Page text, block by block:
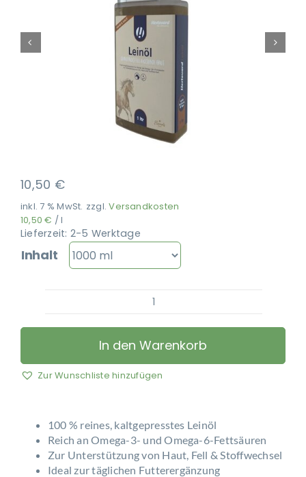
10,50 €
inkl. 7 % MwSt. zzgl.Versandkosten
10,50€ /l
Lieferzeit: 2-5 Werktage
Inhalt
Hestevard
–
Leinöl
In den Warenkorb
Zur Wunschliste hinzufügen
100 % reines, kaltgepresstes Leinöl
Reich an Omega-3- und Omega-6-Fettsäuren
Zur Unterstützung von Haut, Fell & Stoffwechsel
Ideal zur täglichen Futterergänzung